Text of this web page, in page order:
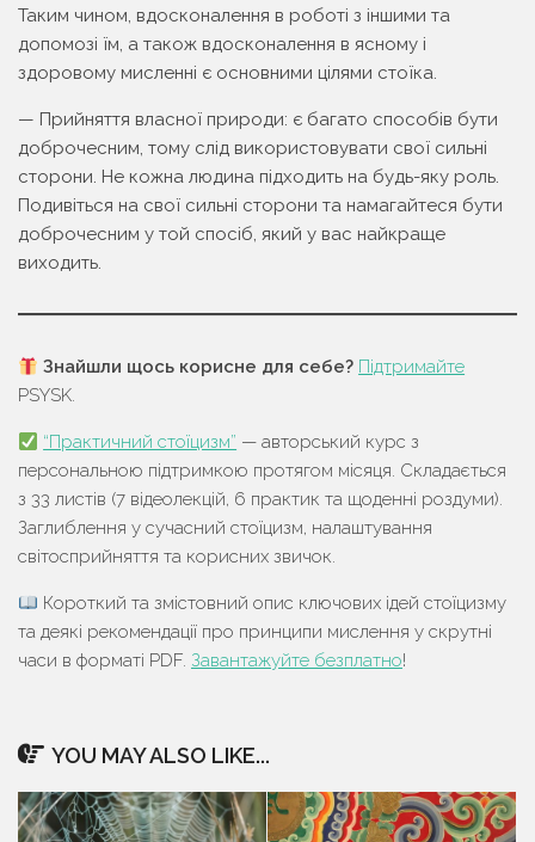
Таким чином, вдосконалення в роботі з іншими та
допомозі їм, а також вдосконалення в ясному і
здоровому мисленні є основними цілями стоїка.
— Прийняття власної природи: є багато способів бути
доброчесним, тому слід використовувати свої сильні
сторони. Не кожна людина підходить на будь-яку роль.
Подивіться на свої сильні сторони та намагайтеся бути
доброчесним у той спосіб, який у вас найкраще
виходить.
Знайшли щось корисне для себе? Підтримайте
PSYSK.
“Практичний стоїцизм” — авторський курс з
персональною підтримкою протягом місяця. Складається
з 33 листів (7 відеолекцій, 6 практик та щоденні роздуми).
Заглиблення у сучасний стоїцизм, налаштування
світосприйняття та корисних звичок.
Короткий та змістовний опис ключових ідей стоїцизму
та деякі рекомендації про принципи мислення у скрутні
часи в форматі PDF. Завантажуйте безплатно!
YOU MAY ALSO LIKE...